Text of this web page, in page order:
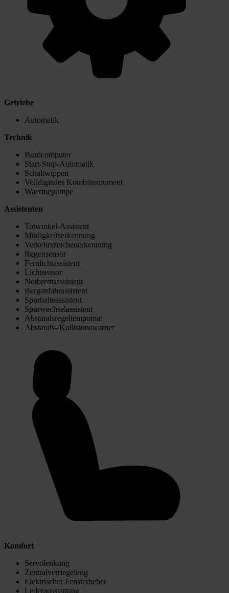
Getriebe
Automatik
Technik
Bordcomputer
Start-Stop-Automatik
Schaltwippen
Volldigitales Kombiinstrument
Waermepumpe
Assistenten
Totwinkel-Assistent
Müdigkeitserkennung
Verkehrszeichenerkennung
Regensensor
Fernlichtassistent
Lichtsensor
Notbremsassistent
Berganfahrassistent
Spurhalteassistent
Spurwechselassistent
Abstandsregeltempomat
Abstands-/Kollisionswarner
Komfort
Servolenkung
Zentralverriegelung
Elektrischer Fensterheber
Lederausstattung